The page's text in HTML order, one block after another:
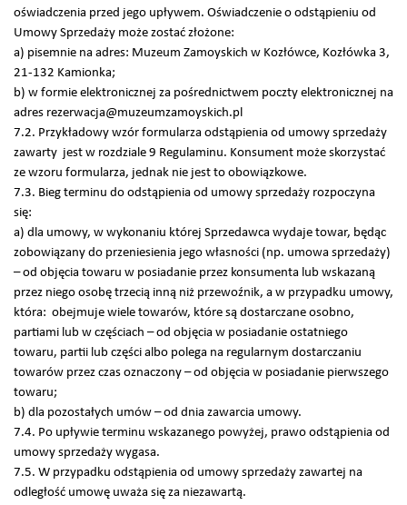
oświadczenia przed jego upływem. Oświadczenie o odstąpieniu od
Umowy Sprzedaży może zostać złożone:
a) pisemnie na adres: Muzeum Zamoyskich w Kozłówce, Kozłówka 3,
21-132 Kamionka;
b) w formie elektronicznej za pośrednictwem poczty elektronicznej na
adres rezerwacja@muzeumzamoyskich.pl
7.2. Przykładowy wzór formularza odstąpienia od umowy sprzedaży
zawarty jest w rozdziale 9 Regulaminu. Konsument może skorzystać
ze wzoru formularza, jednak nie jest to obowiązkowe.
7.3. Bieg terminu do odstąpienia od umowy sprzedaży rozpoczyna
się:
a) dla umowy, w wykonaniu której Sprzedawca wydaje towar, będąc
zobowiązany do przeniesienia jego własności (np. umowa sprzedaży)
– od objęcia towaru w posiadanie przez konsumenta lub wskazaną
przez niego osobę trzecią inną niż przewoźnik, a w przypadku umowy,
która: obejmuje wiele towarów, które są dostarczane osobno,
partiami lub w częściach – od objęcia w posiadanie ostatniego
towaru, partii lub części albo polega na regularnym dostarczaniu
towarów przez czas oznaczony – od objęcia w posiadanie pierwszego
towaru;
b) dla pozostałych umów – od dnia zawarcia umowy.
7.4. Po upływie terminu wskazanego powyżej, prawo odstąpienia od
umowy sprzedaży wygasa.
7.5. W przypadku odstąpienia od umowy sprzedaży zawartej na
odległość umowę uważa się za niezawartą.